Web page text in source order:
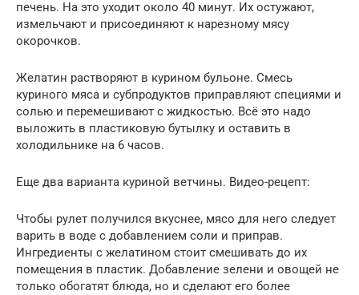
печень. На это уходит около 40 минут. Их остужают,
измельчают и присоединяют к нарезному мясу
окорочков.
Желатин растворяют в курином бульоне. Смесь
куриного мяса и субпродуктов приправляют специями и
солью и перемешивают с жидкостью. Всё это надо
выложить в пластиковую бутылку и оставить в
холодильнике на 6 часов.
Еще два варианта куриной ветчины. Видео-рецепт:
Чтобы рулет получился вкуснее, мясо для него следует
варить в воде с добавлением соли и приправ.
Ингредиенты с желатином стоит смешивать до их
помещения в пластик. Добавление зелени и овощей не
только обогатят блюда, но и сделают его более